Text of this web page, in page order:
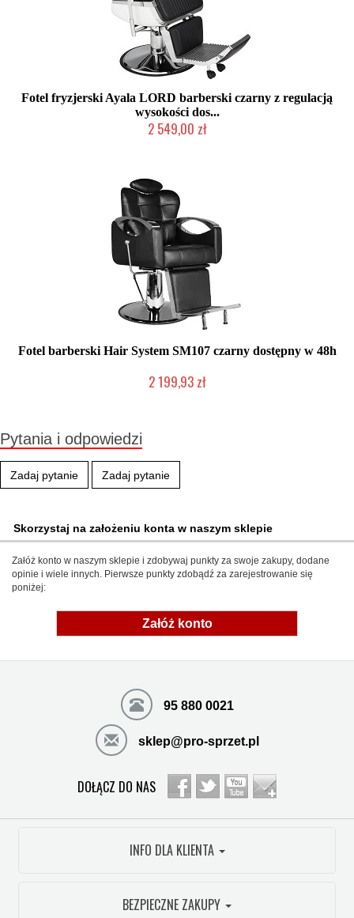
Fotel fryzjerski Ayala LORD barberski czarny z regulacją
wysokości dos...
2 549,00 zł
Fotel barberski Hair System SM107 czarny dostępny w 48h
2 199,93 zł
Pytania i odpowiedzi
Zadaj pytanie Zadaj pytanie
Skorzystaj na założeniu konta w naszym sklepie
Załóż konto w naszym sklepie i zdobywaj punkty za swoje zakupy, dodane
opinie i wiele innych. Pierwsze punkty zdobądź za zarejestrowanie się
poniżej:
Załóż konto
95 880 0021
sklep@pro-sprzet.pl
DOŁĄCZ DO NAS
INFO DLA KLIENTA
BEZPIECZNE ZAKUPY